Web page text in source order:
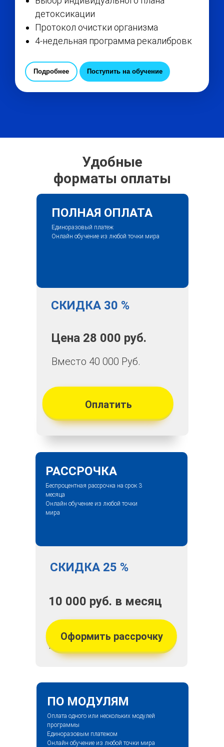
детоксикации
Протокол очистки организма
4-недельная программа рекалибровк
Подробнее Поступить на обучение
Удобные
форматы оплаты
ПОЛНАЯ ОПЛАТА
СКИДКА 30 %
СКИДКА 25 %
РАССРОЧКА
ПО МОДУЛЯМ
Единоразовый платеж
Онлайн обучение из любой точки мира
Беспроцентная рассрочка на срок 3
месяца
Онлайн обучение из любой точки
мира
Оплата одного или нескольких модулей
программы
Единоразовым платежом
Онлайн обучение из любой точки мира
Цена 28 000 руб.
10 000 руб. в месяц
Вместо 40 000 Руб.
при беспроцентной
рассрочке на 3 мес.
Оформить рассрочку
Оплатить